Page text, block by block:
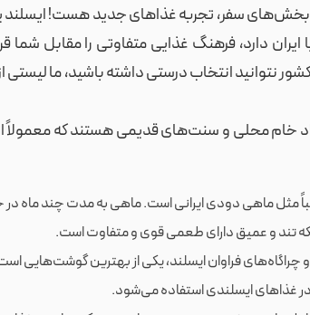
بخش‌های سفر، تجربه غذاهای جدید هست! ایسلند
دارد، فرهنگ غذایی متفاوتی را مقابل شما
نتوانید انتخاب درستی داشته باشید، ما لیستی
خام محلی و سنت‌های قدیمی هستند که معمولاً
مثل ماهی دودی ایرانی است. ماهی به مدت چند ماه در
تند و عمیق دارای طعمی قوی و متفاوت است.
چراگاه‌های فراوان ایسلند، یکی از بهترین گوشت‌هایی
غذاهای ایسلندی استفاده می‌شود.